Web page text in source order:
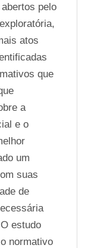
pelo
atos
que
a
e o
um
suas
de
estudo
normativo